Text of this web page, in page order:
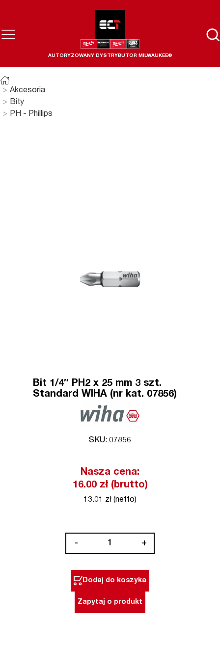
AUTORYZOWANY DYSTRYBUTOR MILWAUKEE®
Akcesoria
Bity
PH - Phillips
Bit 1/4″ PH2 x 25 mm 3 szt.
Standard WIHA (nr kat. 07856)
SKU: 07856
Nasza cena:
16.00 zł (brutto)
13.01 zł (netto)
-
PH2
+
Dodaj do koszyka
Zapytaj o produkt